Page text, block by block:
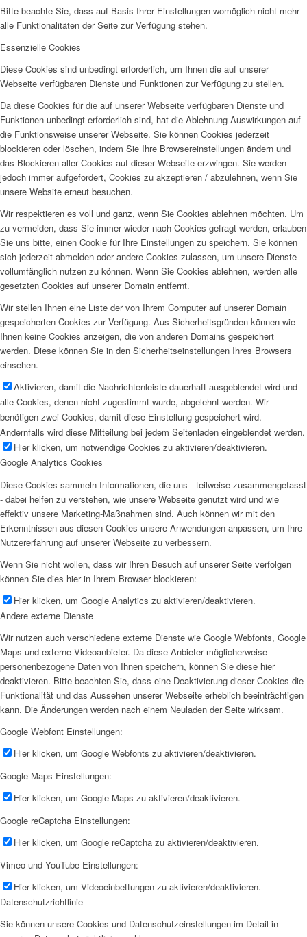
Bitte beachte Sie, dass auf Basis Ihrer Einstellungen womöglich nicht mehr
alle Funktionalitäten der Seite zur Verfügung stehen.
Essenzielle Cookies
Diese Cookies sind unbedingt erforderlich, um Ihnen die auf unserer
Webseite verfügbaren Dienste und Funktionen zur Verfügung zu stellen.
Da diese Cookies für die auf unserer Webseite verfügbaren Dienste und
Funktionen unbedingt erforderlich sind, hat die Ablehnung Auswirkungen auf
die Funktionsweise unserer Webseite. Sie können Cookies jederzeit
blockieren oder löschen, indem Sie Ihre Browsereinstellungen ändern und
das Blockieren aller Cookies auf dieser Webseite erzwingen. Sie werden
jedoch immer aufgefordert, Cookies zu akzeptieren / abzulehnen, wenn Sie
unsere Website erneut besuchen.
Wir respektieren es voll und ganz, wenn Sie Cookies ablehnen möchten. Um
zu vermeiden, dass Sie immer wieder nach Cookies gefragt werden, erlauben
Sie uns bitte, einen Cookie für Ihre Einstellungen zu speichern. Sie können
sich jederzeit abmelden oder andere Cookies zulassen, um unsere Dienste
vollumfänglich nutzen zu können. Wenn Sie Cookies ablehnen, werden alle
gesetzten Cookies auf unserer Domain entfernt.
Wir stellen Ihnen eine Liste der von Ihrem Computer auf unserer Domain
gespeicherten Cookies zur Verfügung. Aus Sicherheitsgründen können wie
Ihnen keine Cookies anzeigen, die von anderen Domains gespeichert
werden. Diese können Sie in den Sicherheitseinstellungen Ihres Browsers
einsehen.
Aktivieren, damit die Nachrichtenleiste dauerhaft ausgeblendet wird und
alle Cookies, denen nicht zugestimmt wurde, abgelehnt werden. Wir
benötigen zwei Cookies, damit diese Einstellung gespeichert wird.
Andernfalls wird diese Mitteilung bei jedem Seitenladen eingeblendet werden.
Hier klicken, um notwendige Cookies zu aktivieren/deaktivieren.
Google Analytics Cookies
Diese Cookies sammeln Informationen, die uns - teilweise zusammengefasst
- dabei helfen zu verstehen, wie unsere Webseite genutzt wird und wie
effektiv unsere Marketing-Maßnahmen sind. Auch können wir mit den
Erkenntnissen aus diesen Cookies unsere Anwendungen anpassen, um Ihre
Nutzererfahrung auf unserer Webseite zu verbessern.
Wenn Sie nicht wollen, dass wir Ihren Besuch auf unserer Seite verfolgen
können Sie dies hier in Ihrem Browser blockieren:
Hier klicken, um Google Analytics zu aktivieren/deaktivieren.
Andere externe Dienste
Wir nutzen auch verschiedene externe Dienste wie Google Webfonts, Google
Maps und externe Videoanbieter. Da diese Anbieter möglicherweise
personenbezogene Daten von Ihnen speichern, können Sie diese hier
deaktivieren. Bitte beachten Sie, dass eine Deaktivierung dieser Cookies die
Funktionalität und das Aussehen unserer Webseite erheblich beeinträchtigen
kann. Die Änderungen werden nach einem Neuladen der Seite wirksam.
Google Webfont Einstellungen:
Hier klicken, um Google Webfonts zu aktivieren/deaktivieren.
Google Maps Einstellungen:
Hier klicken, um Google Maps zu aktivieren/deaktivieren.
Google reCaptcha Einstellungen:
Hier klicken, um Google reCaptcha zu aktivieren/deaktivieren.
Vimeo und YouTube Einstellungen:
Hier klicken, um Videoeinbettungen zu aktivieren/deaktivieren.
Datenschutzrichtlinie
Sie können unsere Cookies und Datenschutzeinstellungen im Detail in